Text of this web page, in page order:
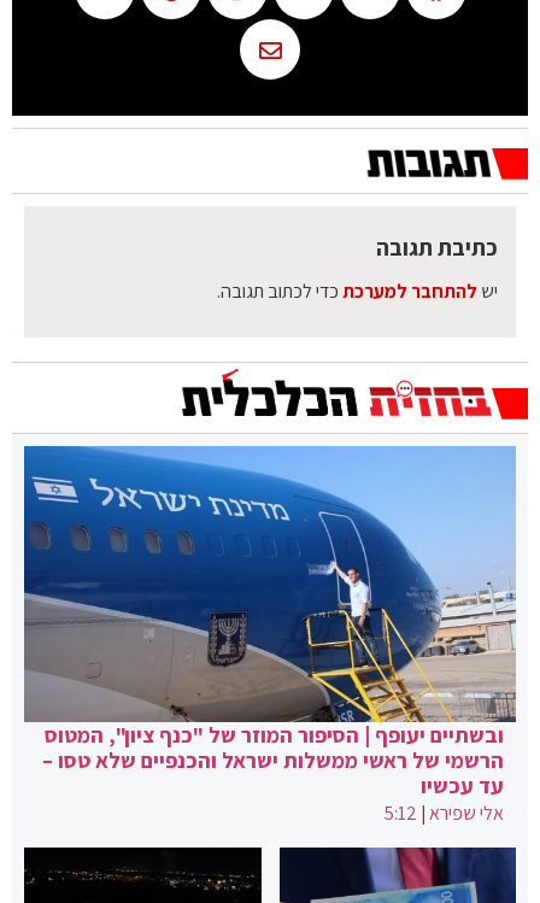
כתיבת תגובה
יש להתחבר למערכתכדי לכתוב תגובה.
ובשתיים יעופף | הסיפור המוזר של "כנף ציון", המטוס
הרשמי של ראשי ממשלות ישראל והכנפיים שלא טסו –
עד עכשיו
אלי שפירא|
5:12